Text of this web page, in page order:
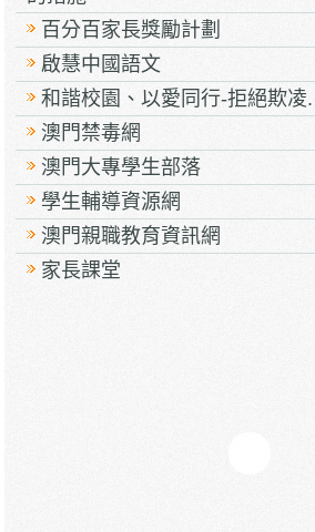
百分百家長獎勵計劃
啟慧中國語文
和諧校園、以愛同行-拒絕欺凌.
澳門禁毒網
澳門大專學生部落
學生輔導資源網
澳門親職教育資訊網
家長課堂